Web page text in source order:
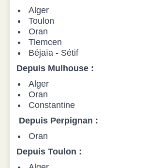
Alger
Toulon
Oran
Tlemcen
Béjaïa - Sétif
Depuis Mulhouse :
Alger
Oran
Constantine
Depuis Perpignan :
Oran
Depuis Toulon :